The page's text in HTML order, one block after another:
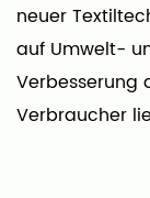
neuer
auf Umwelt-
Verbesserung
Verbraucher